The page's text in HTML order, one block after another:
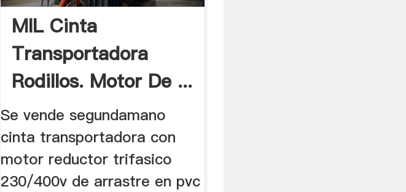
MIL Cinta
Transportadora
Rodillos. Motor De ...
Se vende segundamano
cinta transportadora con
motor reductor trifasico
230/400v de arrastre en pvc